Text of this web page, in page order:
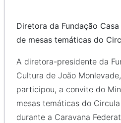
Diretora da Fundação
de mesas temáticas do
A diretora-presidente da
Cultura de João
participou, a convite do
mesas temáticas do
durante a Caravana